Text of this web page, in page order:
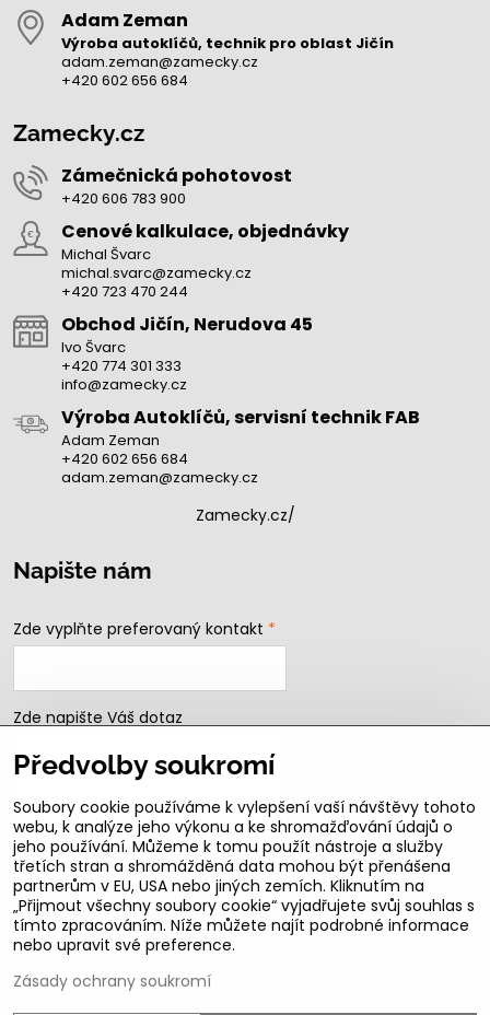
Adam Zeman
Výroba autoklíčů, technik pro oblast Jičín
adam.zeman@zamecky.cz
+420 602 656 684
Zamecky.cz
Zámečnická pohotovost
+420 606 783 900
Cenové kalkulace, objednávky
Michal Švarc
michal.svarc@zamecky.cz
+420 723 470 244
Obchod Jičín, Nerudova 45
Ivo Švarc
+420 774 301 333
info@zamecky.cz
Výroba Autoklíčů, servisní technik FAB
Adam Zeman
+420 602 656 684
adam.zeman@zamecky.cz
Zamecky.cz/
Napište nám
Zde vyplňte preferovaný kontakt *
Zde napište Váš dotaz
Odeslat
B2b podmínky pro registrované partnery
Předvolby soukromí
Soubory cookie používáme k vylepšení vaší návštěvy tohoto
webu, k analýze jeho výkonu a ke shromažďování údajů o
jeho používání. Můžeme k tomu použít nástroje a služby
třetích stran a shromážděná data mohou být přenášena
partnerům v EU, USA nebo jiných zemích. Kliknutím na
„Přijmout všechny soubory cookie“ vyjadřujete svůj souhlas s
tímto zpracováním. Níže můžete najít podrobné informace
nebo upravit své preference.
Zásady ochrany soukromí